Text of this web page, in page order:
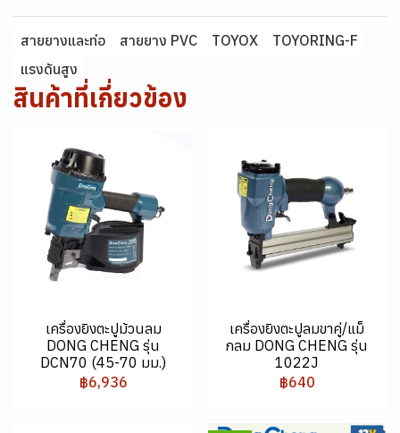
สายยางและท่อ สายยาง PVC TOYOX
TOYORING-F
แรงดันสูง
สินค้าที่เกี่ยวข้อง
เครื่องยิงตะปูม้วนลม
DONG CHENG รุ่น
DCN70 (45-70 มม.)
฿6,936
เครื่องยิงตะปูลมขาคู่/แม็
กลม DONG CHENG รุ่น
1022J
฿640